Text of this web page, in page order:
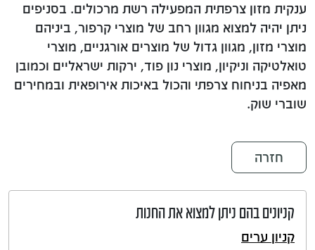
ענקית מזון צרפתית המפעילה רשת מרכולים. בסניפים
ניתן יהיה למצוא מגוון רחב של מוצרי קרפור, ביניהם
מוצרי מזון, מגוון גדול של מוצרים אורגניים, מוצרי
טואלטיקה וניקיון, מוצרי נון פוד, ירקות ישראליים וכמובן
מאפיה בניחוח צרפתי והכול באיכות אירופאית ובמחירים
שוברי שוק.
חזרה
קניונים בהם ניתן למצוא את החנות
קניון ערים